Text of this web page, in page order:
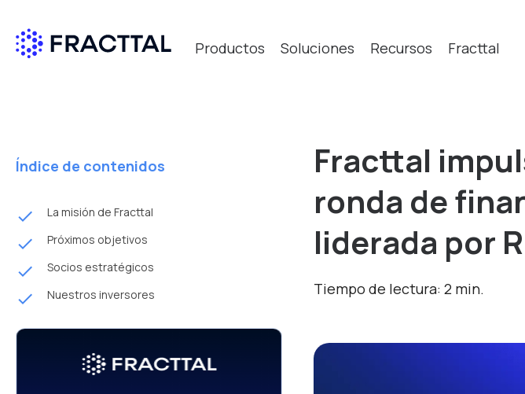
Productos Soluciones Recursos Fracttal
Índice de contenidos
done La misión de Fracttal
done Próximos objetivos
done Socios estratégicos
done Nuestros inversores
Fracttal
ronda de
liderada por
Tiempo de lectura: 2 min.